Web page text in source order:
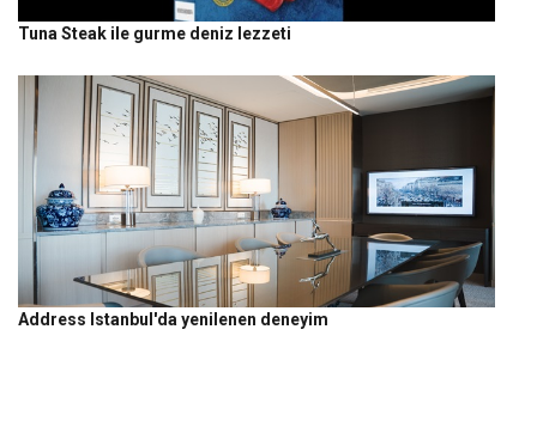
Tuna Steak ile gurme deniz lezzeti
Address Istanbul'da yenilenen deneyim